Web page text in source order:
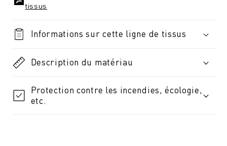
tissus
Informations sur cette ligne de tissus
Description du matériau
Protection contre les incendies, écologie,
etc.